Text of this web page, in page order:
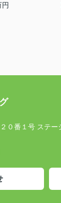
円
０番１号 ステー